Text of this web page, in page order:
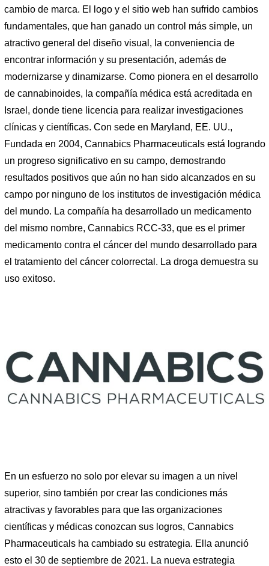
cambio de marca. El logo y el sitio web han sufrido cambios
fundamentales, que han ganado un control más simple, un
atractivo general del diseño visual, la conveniencia de
encontrar información y su presentación, además de
modernizarse y dinamizarse. Como pionera en el desarrollo
de cannabinoides, la compañía médica está acreditada en
Israel, donde tiene licencia para realizar investigaciones
clínicas y científicas. Con sede en Maryland, EE. UU.,
Fundada en 2004, Cannabics Pharmaceuticals está logrando
un progreso significativo en su campo, demostrando
resultados positivos que aún no han sido alcanzados en su
campo por ninguno de los institutos de investigación médica
del mundo. La compañía ha desarrollado un medicamento
del mismo nombre, Cannabics RCC-33, que es el primer
medicamento contra el cáncer del mundo desarrollado para
el tratamiento del cáncer colorrectal. La droga demuestra su
uso exitoso.
En un esfuerzo no solo por elevar su imagen a un nivel
superior, sino también por crear las condiciones más
atractivas y favorables para que las organizaciones
científicas y médicas conozcan sus logros, Cannabics
Pharmaceuticals ha cambiado su estrategia. Ella anunció
esto el 30 de septiembre de 2021. La nueva estrategia